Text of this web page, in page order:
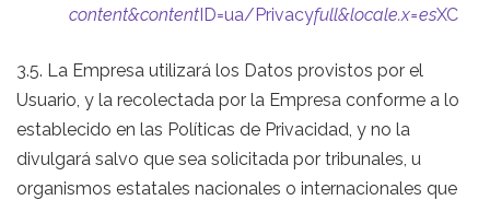
content&contentID=ua/Privacyfull&locale.x=esXC
3.5. La Empresa utilizará los Datos provistos por el
Usuario, y la recolectada por la Empresa conforme a lo
establecido en las Políticas de Privacidad, y no la
divulgará salvo que sea solicitada por tribunales, u
organismos estatales nacionales o internacionales que